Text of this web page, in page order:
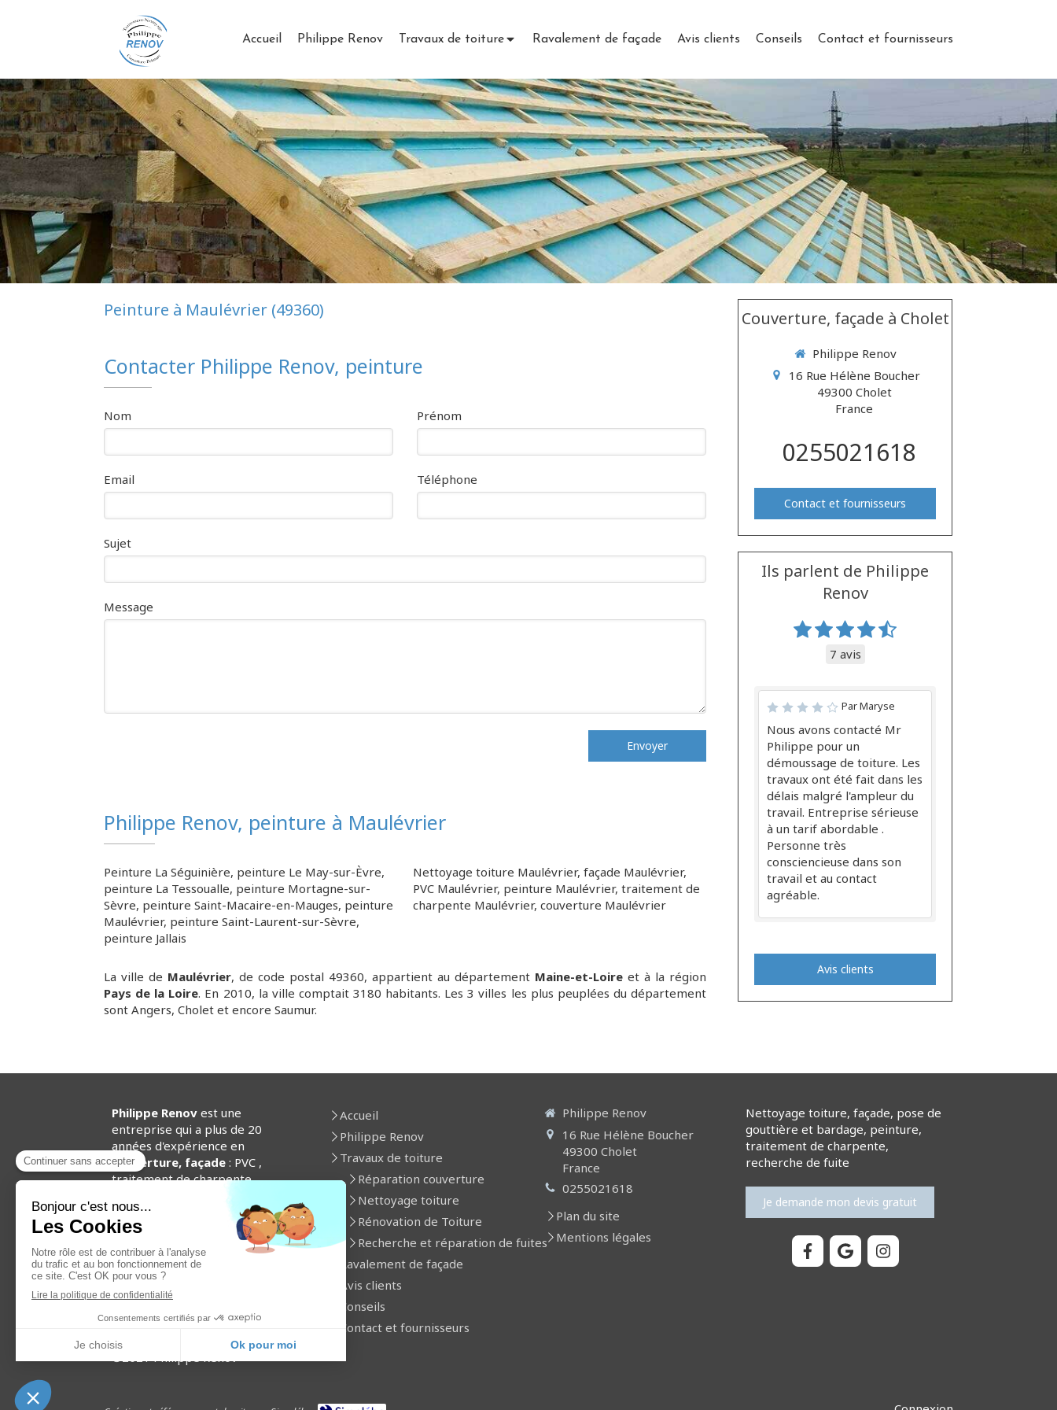
Accueil Philippe Renov Travaux de toiture Ravalement de façade Avis clients Conseils Contact et fournisseurs
Peinture à Maulévrier (49360)
Contacter Philippe Renov, peinture
Nom Prénom
Email Téléphone
Sujet
Message
Envoyer
Philippe Renov, peinture à Maulévrier
Peinture La Séguinière, peinture Le May-sur-Èvre,
peinture La Tessoualle, peinture Mortagne-sur-
Sèvre, peinture Saint-Macaire-en-Mauges, peinture
Maulévrier, peinture Saint-Laurent-sur-Sèvre,
peinture Jallais
Nettoyage toiture Maulévrier, façade Maulévrier,
PVC Maulévrier, peinture Maulévrier, traitement de
charpente Maulévrier, couverture Maulévrier
La ville de Maulévrier, de code postal 49360, appartient au département Maine-et-Loire et à la région
Pays de la Loire. En 2010, la ville comptait 3180 habitants. Les 3 villes les plus peuplées du département
sont Angers, Cholet et encore Saumur.
Couverture, façade à Cholet
Philippe Renov
16 Rue Hélène Boucher
49300 Cholet
France
0255021618
Contact et fournisseurs
Ils parlent de Philippe
Renov
7 avis
Par Maryse
Nous avons contacté Mr
Philippe pour un
démoussage de toiture. Les
travaux ont été fait dans les
délais malgré l'ampleur du
travail. Entreprise sérieuse
à un tarif abordable .
Personne très
consciencieuse dans son
travail et au contact
agréable.
Avis clients
Philippe Renov est une
entreprise qui a plus de 20
années d'expérience en
couverture, façade : PVC ,
traitement de charpente ,
toiture .
Fièrement certifié
Artisan .
Google
83 avis
©2021 Philippe Renov
Accueil
Philippe Renov
Travaux de toiture
Réparation couverture
Nettoyage toiture
Rénovation de Toiture
Recherche et réparation de fuites
Ravalement de façade
Avis clients
Conseils
Contact et fournisseurs
Philippe Renov
16 Rue Hélène Boucher
49300 Cholet
France
0255021618
Plan du site
Mentions légales
Nettoyage toiture, façade, pose de
gouttière et bardage, peinture,
traitement de charpente,
recherche de fuite
Je demande mon devis gratuit